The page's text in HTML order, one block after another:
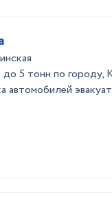
дo 5 тонн по городу,
автомoбилeй